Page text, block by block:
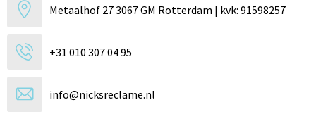
Metaalhof 27 3067 GM Rotterdam | kvk: 91598257
+31 010 307 04 95
info@nicksreclame.nl